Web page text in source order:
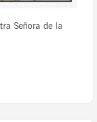
Señora de la